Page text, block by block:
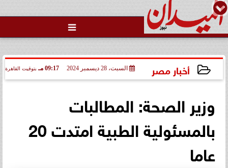

أخبار مصر السبت، 28 ديسمبر 2024 09:17 مـ بتوقيت القاهرة
وزير الصحة: المطالبات
بالمسئولية الطبية امتدت 20
عاما